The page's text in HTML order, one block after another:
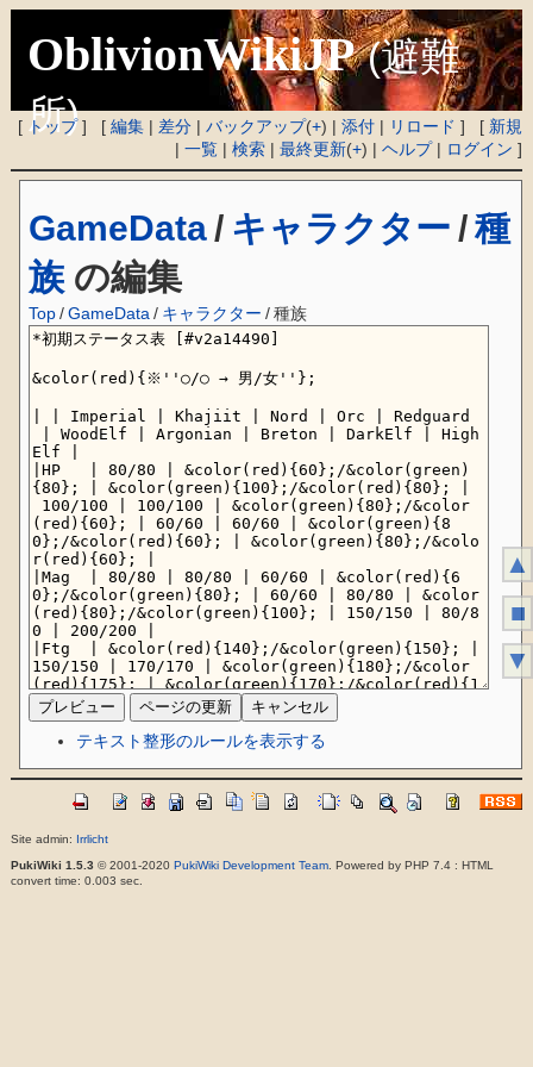
OblivionWikiJP (避難
所)
[ トップ] [編集 | 差分 |バックアップ(+) |添付 | リロード ] [ 新規
|一覧 |検索 |最終更新(+) |ヘルプ| ログイン ]
GameData / キャラクター /種
族 の編集
Top /GameData / キャラクター / 種族
テキスト整形のルールを表示する
Site admin: Irrlicht
PukiWiki 1.5.3 © 2001-2020 PukiWiki Development Team. Powered by PHP 7.4 : HTML
convert time: 0.003 sec.
▲
■
▼